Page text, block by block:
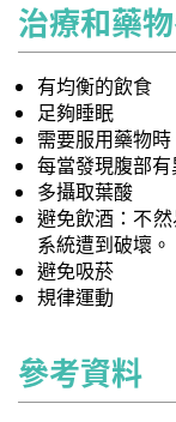
治療和藥
有均衡的飲食
足夠睡眠
需要服用藥物
每當發現腹部
多攝取葉酸
避免飲酒：不
系統遭到破壞。
避免吸菸
規律運動
參考資料